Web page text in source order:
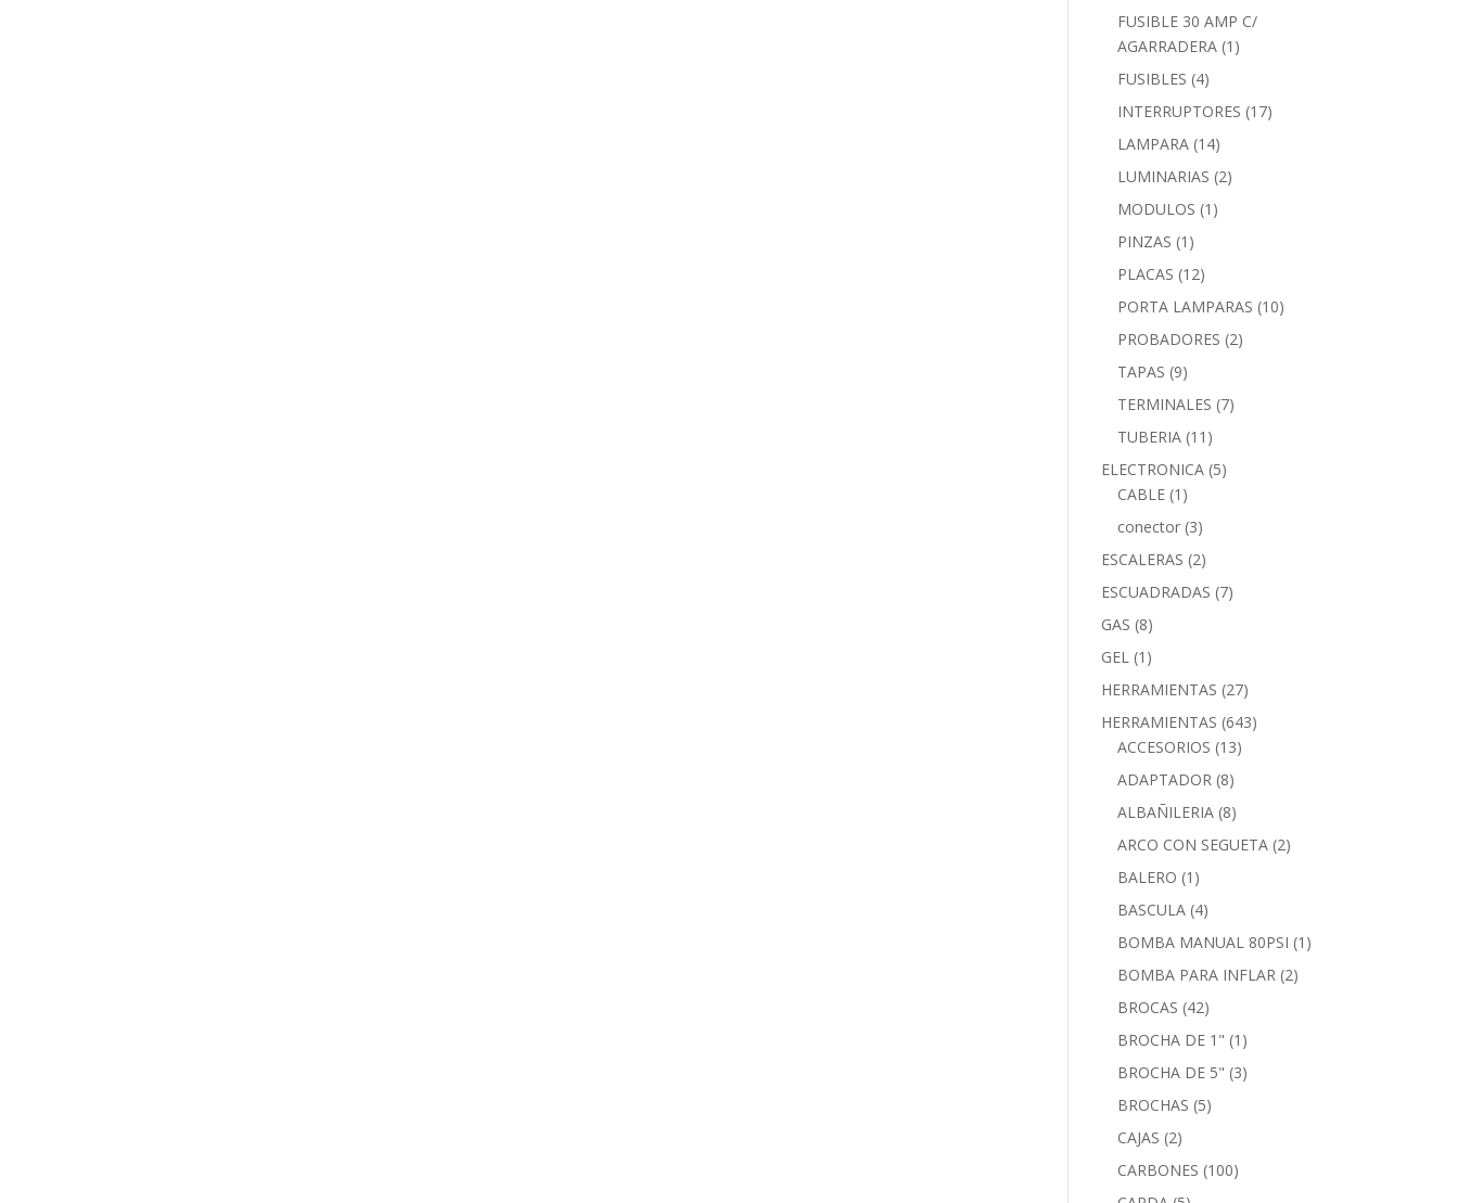
FUSIBLE 30 AMP C/
AGARRADERA (1)
FUSIBLES (4)
INTERRUPTORES (17)
LAMPARA (14)
LUMINARIAS (2)
MODULOS (1)
PINZAS (1)
PLACAS (12)
PORTA LAMPARAS (10)
PROBADORES (2)
TAPAS (9)
TERMINALES (7)
TUBERIA (11)
ELECTRONICA (5)
CABLE (1)
conector (3)
ESCALERAS (2)
ESCUADRADAS (7)
GAS (8)
GEL (1)
HERRAMIENTAS (27)
HERRAMIENTAS (643)
ACCESORIOS (13)
ADAPTADOR (8)
ALBAÑILERIA (8)
ARCO CON SEGUETA (2)
BALERO (1)
BASCULA (4)
BOMBA MANUAL 80PSI (1)
BOMBA PARA INFLAR (2)
BROCAS (42)
BROCHA DE 1" (1)
BROCHA DE 5" (3)
BROCHAS (5)
CAJAS (2)
CARBONES (100)